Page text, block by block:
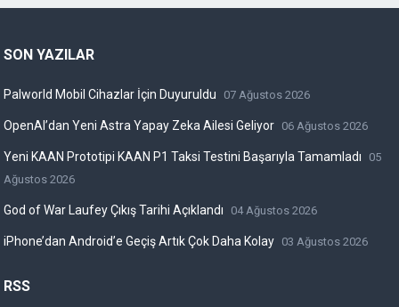
SON YAZILAR
Palworld Mobil Cihazlar İçin Duyuruldu 07 Ağustos 2026
OpenAI’dan Yeni Astra Yapay Zeka Ailesi Geliyor 06 Ağustos 2026
Yeni KAAN Prototipi KAAN P1 Taksi Testini Başarıyla Tamamladı
05
Ağustos 2026
God of War Laufey Çıkış Tarihi Açıklandı 04 Ağustos 2026
iPhone’dan Android’e Geçiş Artık Çok Daha Kolay 03 Ağustos 2026
RSS